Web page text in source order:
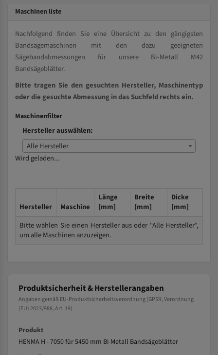
Maschinen liste
Nachfolgend finden Sie eine Übersicht zu den gängigsten
Bandsägemaschinen mit den dazu geeigneten
Sägebandabmessungen für unsere Bi-Metall M42
Bandsägeblätter.
Bitte tragen Sie den gesuchten Hersteller, Maschinentyp
oder die gesuchte Abmessung in das Suchfeld rechts ein.
Maschinenfilter
Hersteller auswählen:
Alle Hersteller
Wird geladen...
Hersteller Maschine
Länge
[mm]
Breite
[mm]
Dicke
[mm]
Bitte wählen Sie einen Hersteller aus oder "Alle Hersteller",
um alle Maschinen anzuzeigen.
Produktsicherheit & Herstellerangaben
Angaben gemäß EU-Produktsicherheitsverordnung (GPSR, Verordnung
(EU) 2023/988, Art. 19).
Produkt
HENMA H - 7050 für 5450 mm Bi-Metall Bandsägeblätter